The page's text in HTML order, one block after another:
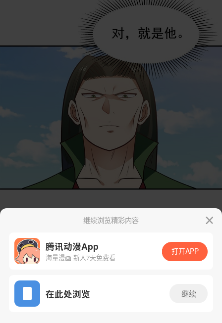
App免费看
继续浏览精彩内容
腾讯动漫App
海量漫画 新人7天免费看
打开APP
在此处浏览 继续